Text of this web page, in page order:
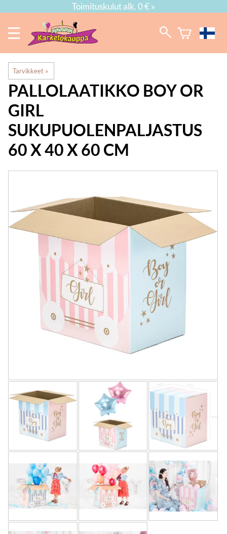
Toimituskulut alk. 0 € »
Tarvikkeet ‪»
PALLOLAATIKKO BOY OR
GIRL
SUKUPUOLENPALJASTUS
60 X 40 X 60 CM